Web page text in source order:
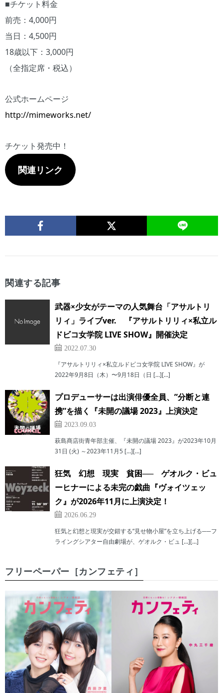
■チケット料金
前売：4,000円
当日：4,500円
18歳以下：3,000円
（全指定席・税込）
公式ホームページ
http://mimeworks.net/
チケット発売中！
関連リンク
関連する記事
武器×少女がテーマの人気舞台「アサルトリ
リィ」ライブver. 『アサルトリリィ×私立ル
ドビコ女学院 LIVE SHOW』開催決定
2022.07.30
『アサルトリリィ×私立ルドビコ女学院 LIVE SHOW』が
2022年9月8日（木）〜9月18日（日 […][…]
プロデューサーは出演俳優全員、”分断と連
携”を描く『未開の議場 2023』上演決定
2023.09.03
萩島商店街青年部主催、『未開の議場 2023』が2023年10月
31日 (火) ～2023年11月5 […][…]
狂気 幻想 現実 貧困── ゲオルク・ビュ
ーヒナーによる未完の戯曲『ヴォイツェッ
ク』が2026年11月に上演決定！
2026.06.29
狂気と幻想と現実が交錯する“見せ物小屋”を立ち上げる──フ
ライングシアター自由劇場が、ゲオルク・ビュ […][…]
フリーペーパー［カンフェティ］